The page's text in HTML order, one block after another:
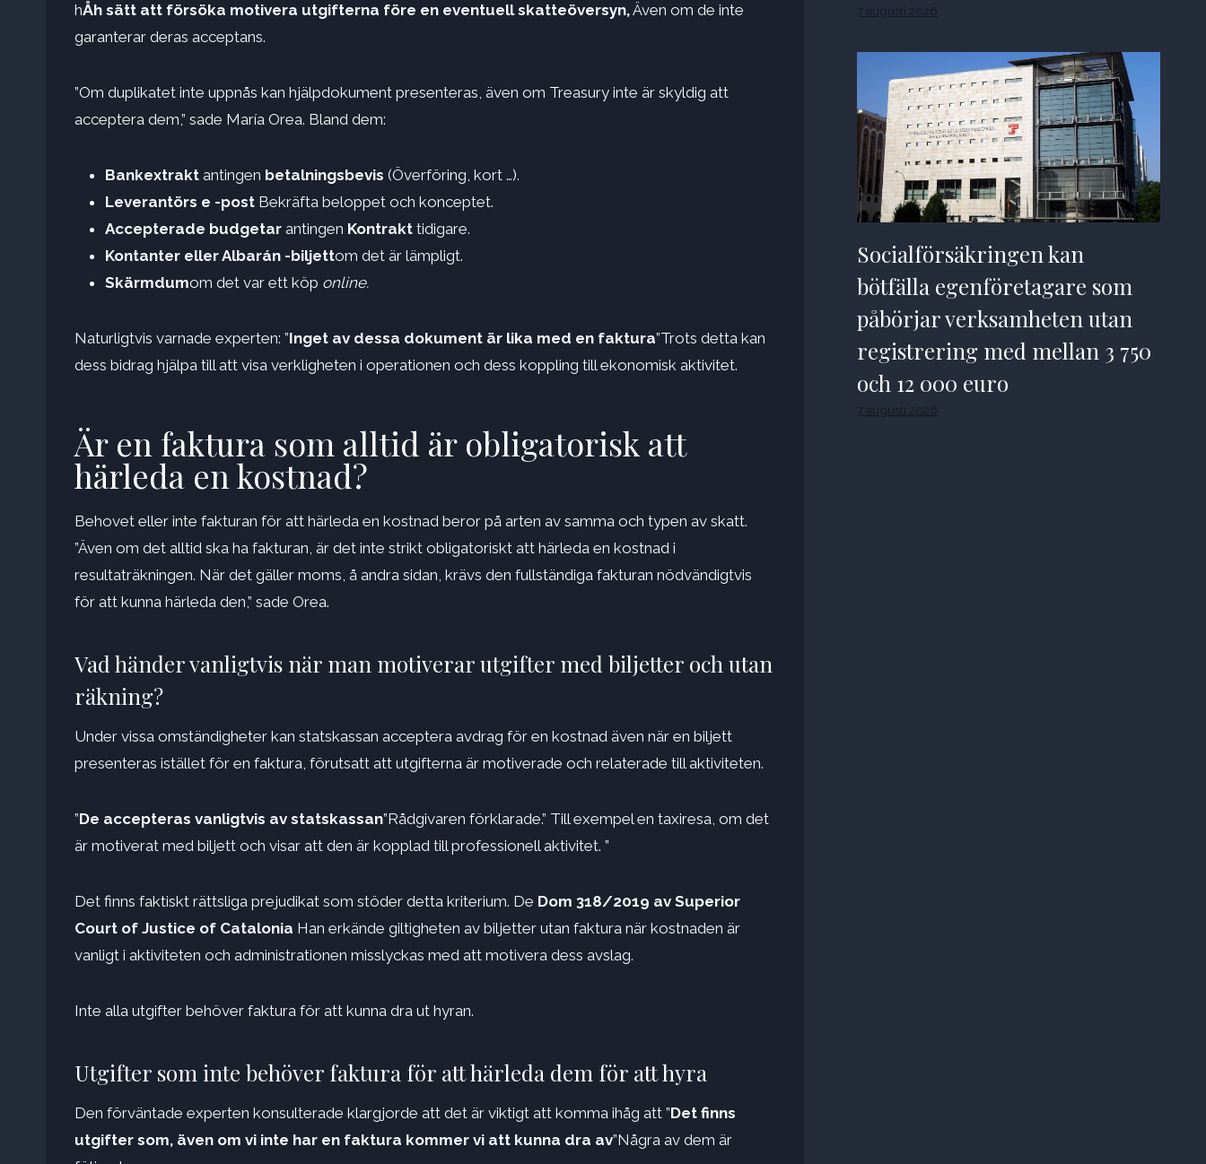
hÅh sätt att försöka motivera utgifterna före en eventuell skatteöversyn,Även om de inte
garanterar deras acceptans.
”Om duplikatet inte uppnås kan hjälpdokument presenteras, även om Treasury inte är skyldig att
acceptera dem,” sade María Orea. Bland dem:
Bankextrakt antingen betalningsbevis (Överföring, kort …).
Leverantörs e -post Bekräfta beloppet och konceptet.
Accepterade budgetar antingen Kontrakt tidigare.
Kontanter eller Albarán -biljettom det är lämpligt.
Skärmdumom det var ett köp online.
Naturligtvis varnade experten: ”Inget av dessa dokument är lika med en faktura”Trots detta kan
dess bidrag hjälpa till att visa verkligheten i operationen och dess koppling till ekonomisk aktivitet.
Är en faktura som alltid är obligatorisk att
härleda en kostnad?
Behovet eller inte fakturan för att härleda en kostnad beror på arten av samma och typen av skatt.
”Även om det alltid ska ha fakturan, är det inte strikt obligatoriskt att härleda en kostnad i
resultaträkningen. När det gäller moms, å andra sidan, krävs den fullständiga fakturan nödvändigtvis
för att kunna härleda den,” sade Orea.
Vad händer vanligtvis när man motiverar utgifter med biljetter och utan
räkning?
Under vissa omständigheter kan statskassan acceptera avdrag för en kostnad även när en biljett
presenteras istället för en faktura, förutsatt att utgifterna är motiverade och relaterade till aktiviteten.
”De accepteras vanligtvis av statskassan”Rådgivaren förklarade.” Till exempel en taxiresa, om det
är motiverat med biljett och visar att den är kopplad till professionell aktivitet. ”
Det finns faktiskt rättsliga prejudikat som stöder detta kriterium. De Dom 318/2019 av Superior
Court of Justice of Catalonia Han erkände giltigheten av biljetter utan faktura när kostnaden är
vanligt i aktiviteten och administrationen misslyckas med att motivera dess avslag.
Inte alla utgifter behöver faktura för att kunna dra ut hyran.
Utgifter som inte behöver faktura för att härleda dem för att hyra
Den förväntade experten konsulterade klargjorde att det är viktigt att komma ihåg att ”Det finns
utgifter som, även om vi inte har en faktura kommer vi att kunna dra av”Några av dem är
7 augusti 2026
Socialförsäkringen kan
bötfälla egenföretagare som
påbörjar verksamheten utan
registrering med mellan 3 750
och 12 000 euro
7 augusti 2026